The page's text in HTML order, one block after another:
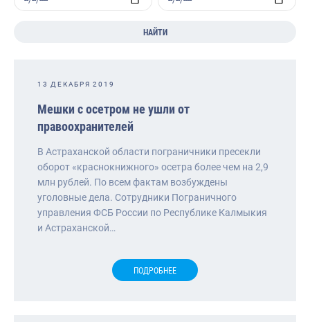
НАЙТИ
13 ДЕКАБРЯ 2019
Мешки с осетром не ушли от
правоохранителей
В Астраханской области пограничники пресекли
оборот «краснокнижного» осетра более чем на 2,9
млн рублей. По всем фактам возбуждены
уголовные дела. Сотрудники Пограничного
управления ФСБ России по Республике Калмыкия
и Астраханской…
ПОДРОБНЕЕ